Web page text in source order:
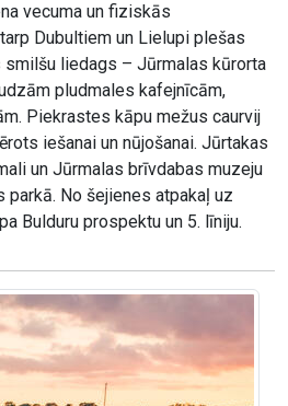
vecuma un fiziskās
Dubultiem un Lielupi plešas
smilšu liedags – Jūrmalas kūrorta
pludmales kafejnīcām,
Piekrastes kāpu mežus caurvij
iešanai un nūjošanai. Jūrtakas
un Jūrmalas brīvdabas muzeju
No šejienes atpakaļ uz
Bulduru prospektu un 5. līniju.